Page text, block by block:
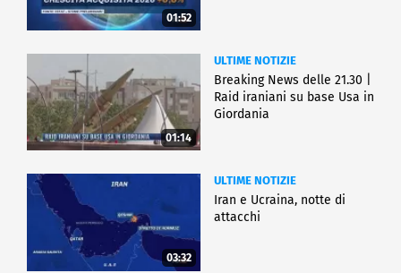
01:52
01:14
ULTIME NOTIZIE
Breaking News delle 21.30 |
Raid iraniani su base Usa in
Giordania
03:32
ULTIME NOTIZIE
Iran e Ucraina, notte di
attacchi